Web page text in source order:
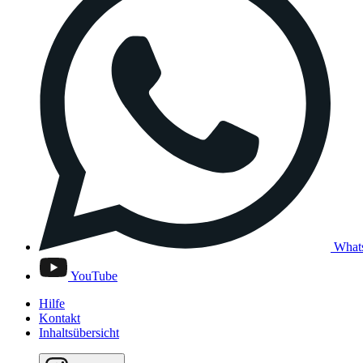
YouTube
Hilfe
Kontakt
Inhaltsübersicht